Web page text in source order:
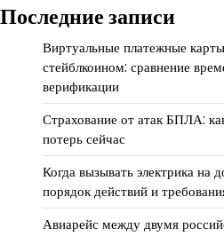
Последние записи
Виртуальные платежные
стейблкоином: сравнение
верификации
Страхование от атак БПЛА:
потерь сейчас
Когда вызывать электрика на
порядок действий и
Авиарейс между двумя